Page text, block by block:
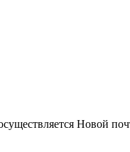
Новой